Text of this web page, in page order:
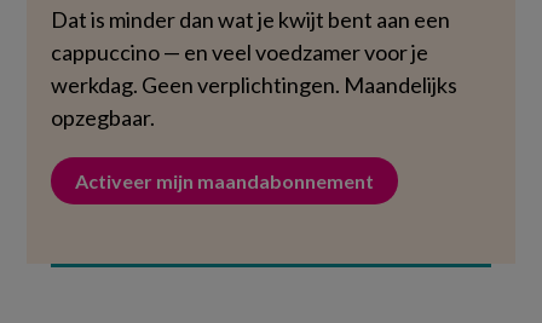
Dat is minder dan wat je kwijt bent aan een
cappuccino — en veel voedzamer voor je
werkdag. Geen verplichtingen. Maandelijks
opzegbaar.
Activeer mijn maandabonnement